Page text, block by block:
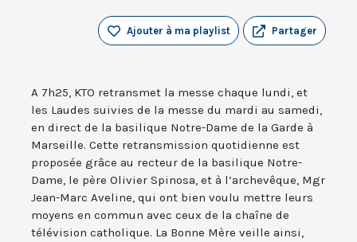
Partager
Ajouter à ma playlist
A 7h25, KTO retransmet la messe chaque lundi, et
les Laudes suivies de la messe du mardi au samedi,
en direct de la basilique Notre-Dame de la Garde à
Marseille. Cette retransmission quotidienne est
proposée grâce au recteur de la basilique Notre-
Dame, le père Olivier Spinosa, et à l’archevêque, Mgr
Jean-Marc Aveline, qui ont bien voulu mettre leurs
moyens en commun avec ceux de la chaîne de
télévision catholique. La Bonne Mère veille ainsi,